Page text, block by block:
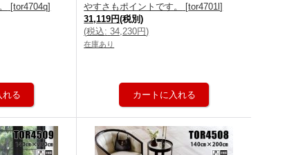
[tor4704q]
やすさもポイントです。
[tor4701l]
31,119円(税別)
(税込: 34,230円)
在庫あり